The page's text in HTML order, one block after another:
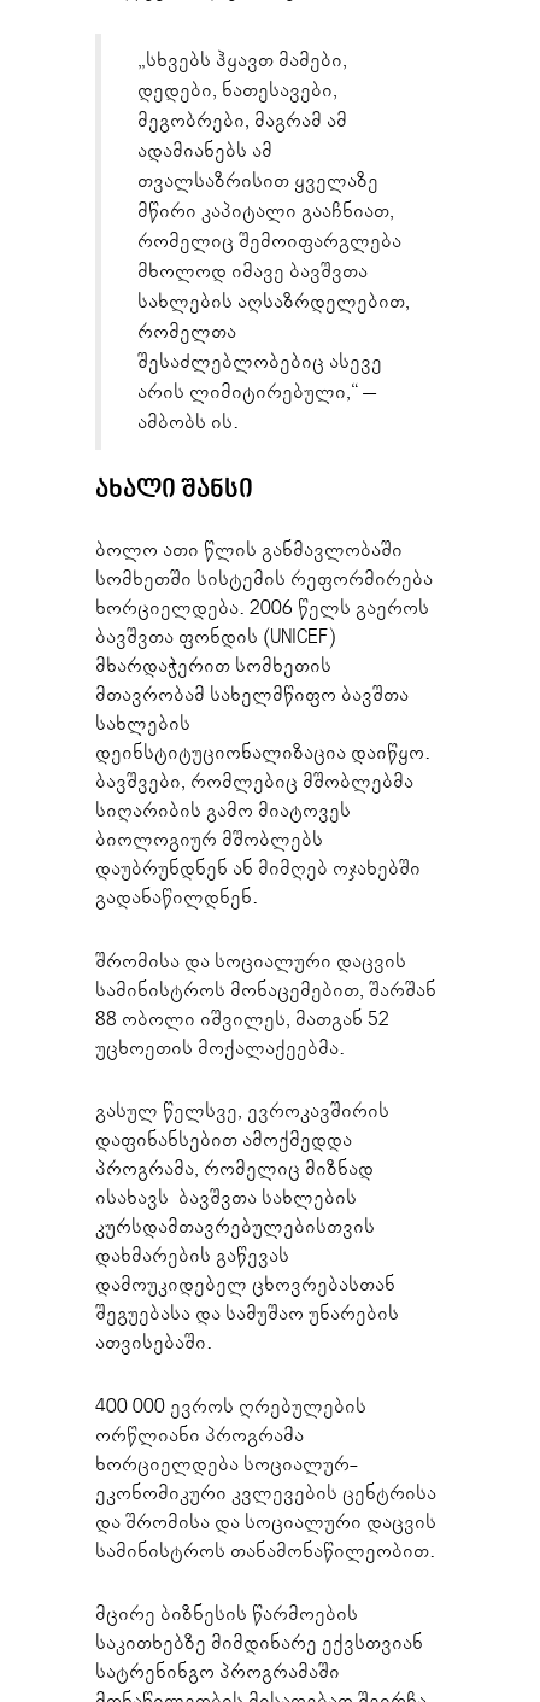
„სხვებს ჰყავთ მამები,
დედები, ნათესავები,
მეგობრები, მაგრამ ამ
ადამიანებს ამ
თვალსაზრისით ყველაზე
მწირი კაპიტალი გააჩნიათ,
რომელიც შემოიფარგლება
მხოლოდ იმავე ბავშვთა
სახლების აღსაზრდელებით,
რომელთა
შესაძლებლობებიც ასევე
არის ლიმიტირებული,“ –
ამბობს ის.
ᲐᲮᲐᲚᲘ ᲨᲐᲜᲡᲘ
ბოლო ათი წლის განმავლობაში
სომხეთში სისტემის რეფორმირება
ხორციელდება. 2006 წელს გაეროს
ბავშვთა ფონდის (UNICEF)
მხარდაჭერით სომხეთის
მთავრობამ სახელმწიფო ბავშთა
სახლების
დეინსტიტუციონალიზაცია დაიწყო.
ბავშვები, რომლებიც მშობლებმა
სიღარიბის გამო მიატოვეს
ბიოლოგიურ მშობლებს
დაუბრუნდნენ ან მიმღებ ოჯახებში
გადანაწილდნენ.
შრომისა და სოციალური დაცვის
სამინისტროს მონაცემებით, შარშან
88 ობოლი იშვილეს, მათგან 52
უცხოეთის მოქალაქეებმა.
გასულ წელსვე, ევროკავშირის
დაფინანსებით ამოქმედდა
პროგრამა, რომელიც მიზნად
ისახავს ბავშვთა სახლების
კურსდამთავრებულებისთვის
დახმარების გაწევას
დამოუკიდებელ ცხოვრებასთან
შეგუებასა და სამუშაო უნარების
ათვისებაში.
400 000 ევროს ღრებულების
ორწლიანი პროგრამა
ხორციელდება სოციალურ-
ეკონომიკური კვლევების ცენტრისა
და შრომისა და სოციალური დაცვის
სამინისტროს თანამონაწილეობით.
მცირე ბიზნესის წარმოების
საკითხებზე მიმდინარე ექვსთვიან
სატრენინგო პროგრამაში